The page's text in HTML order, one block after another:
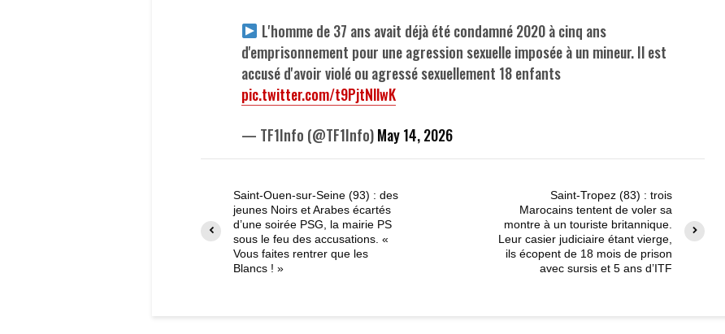
L'homme de 37 ans avait déjà été condamné 2020 à cinq ans
d'emprisonnement pour une agression sexuelle imposée à un mineur. Il est
accusé d'avoir violé ou agressé sexuellement 18 enfants
pic.twitter.com/t9PjtNllwK
— TF1Info (@TF1Info)May 14, 2026
Saint-Ouen-sur-Seine (93) : des
jeunes Noirs et Arabes écartés
d’une soirée PSG, la mairie PS
sous le feu des accusations. «
Vous faites rentrer que les
Blancs ! »
Saint-Tropez (83) : trois
Marocains tentent de voler sa
montre à un touriste britannique.
Leur casier judiciaire étant vierge,
ils écopent de 18 mois de prison
avec sursis et 5 ans d’ITF